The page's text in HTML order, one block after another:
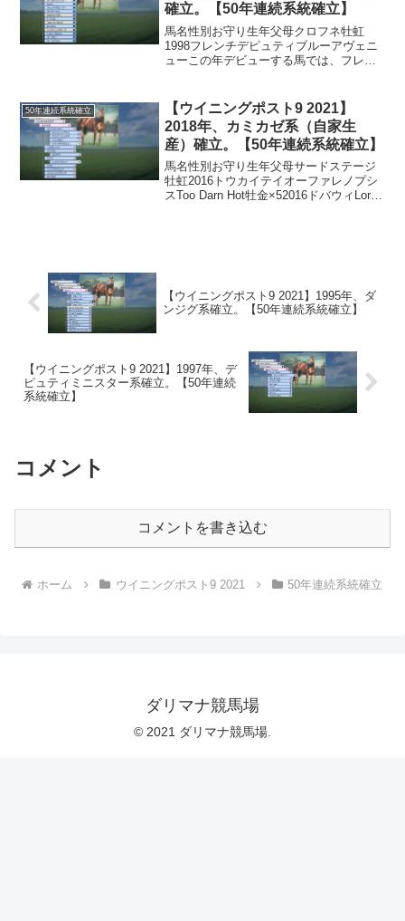
確立。【50年連続系統確立】
馬名性別お守り生年父母クロフネ牡虹
1998フレンチデピュティブルーアヴェニ
ューこの年デビューする馬では、フレン
のでクロフネ2歳時は米国、3歳以降は国
内を走らせることにな...
50年連続系統確立
【ウイニングポスト9 2021】
2018年、カミカゼ系（自家生
産）確立。【50年連続系統確立】
馬名性別お守り生年父母サードステージ
牡虹2016トウカイテイオーファレノプシ
スToo Darn Hot牡金×52016ドバウィLord
【ウイニングポスト9 2021】1995年、ダ
ンジグ系確立。【50年連続系統確立】
【ウイニングポスト9 2021】1997年、デ
ピュティミニスター系確立。【50年連続
系統確立】
コメント
コメントを書き込む
ホーム ウイニングポスト9 2021 50年連続系統確立
ダリマナ競馬場
© 2021 ダリマナ競馬場.